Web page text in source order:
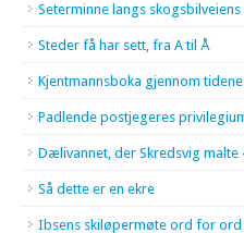
Seterminne langs skogsbilveiens
Steder få har sett, fra A til Å
Kjentmannsboka gjennom tidene
Padlende postjegeres
Dælivannet, der Skredsvig malte
Så dette er en ekre
Ibsens skiløpermøte ord for ord